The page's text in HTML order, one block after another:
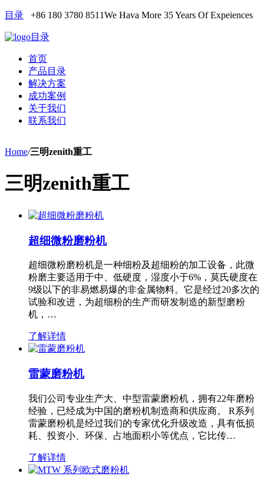
目录 +86 180 3780 8511We Hava More 35 Years Of Expeiences
目录
首页
产品目录
解决方案
成功案例
关于我们
联系我们
Home/三明zenith重工
三明zenith重工
超细微粉磨粉机
超细微粉磨粉机是一种细粉及超细粉的加工设备，此微
粉磨主要适用于中、低硬度，湿度小于6%，莫氏硬度在
9级以下的非易燃易爆的非金属物料。它是经过20多次的
试验和改进，为超细粉的生产而研发制造的新型磨粉
机，…
了解详情
雷蒙磨粉机
我们公司专业生产大、中型雷蒙磨粉机，拥有22年磨粉
经验，已经成为中国的磨粉机制造商和供应商。 R系列
雷蒙磨粉机是经过我们的专家优化升级改造，具有低损
耗、投资小、环保、占地面积小等优点，它比传…
了解详情